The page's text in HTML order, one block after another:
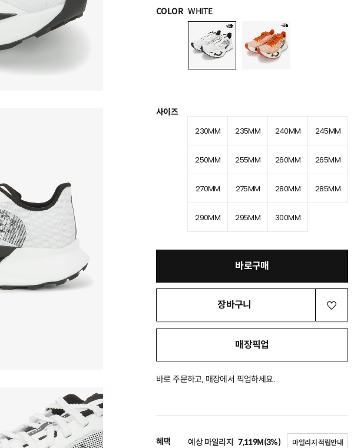
COLOR WHITE
사이즈
230MM 235MM 240MM 245MM
250MM 255MM 260MM 265MM
270MM 275MM 280MM 285MM
290MM 295MM 300MM
바로구매
장바구니
매장픽업
바로 주문하고, 매장에서 픽업하세요.
혜택 예상 마일리지 7,119M(3%) 마일리지 적립안내